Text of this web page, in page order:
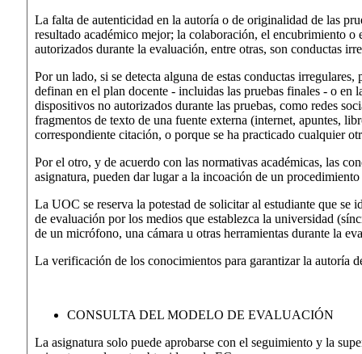
La falta de autenticidad en la autoría o de originalidad de las
resultado académico mejor; la colaboración, el encubrimiento
autorizados durante la evaluación, entre otras, son conductas
Por un lado, si se detecta alguna de estas conductas
definan en el plan docente - incluidas las pruebas finales - o
dispositivos no autorizados durante las pruebas, como redes
fragmentos de texto de una fuente externa (internet, apuntes,
correspondiente citación, o porque se ha practicado cualquier
Por el otro, y de acuerdo con las normativas académicas, las
asignatura, pueden dar lugar a la incoación de un
La UOC se reserva la potestad de solicitar al estudiante que
de evaluación por los medios que establezca la universidad
de un micrófono, una cámara u otras herramientas durante la
La verificación de los conocimientos para garantizar la autoría
CONSULTA DEL MODELO DE EVALUACIÓN
La asignatura solo puede aprobarse con el seguimiento y la